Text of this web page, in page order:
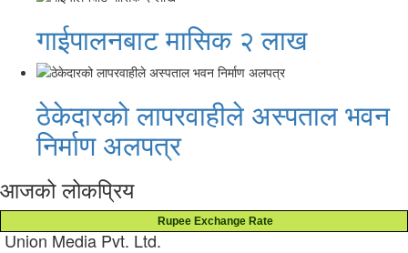
गाईपालनबाट मासिक २ लाख
ठेकेदारको लापरवाहीले अस्पताल भवन
निर्माण अलपत्र
आजको लोकप्रिय
Rupee Exchange Rate
Union Media Pvt. Ltd.